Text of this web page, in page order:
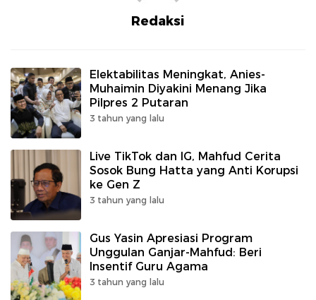
Redaksi
Elektabilitas Meningkat, Anies-
Muhaimin Diyakini Menang Jika
Pilpres 2 Putaran
3 tahun yang lalu
Live TikTok dan IG, Mahfud Cerita
Sosok Bung Hatta yang Anti Korupsi
ke Gen Z
3 tahun yang lalu
Gus Yasin Apresiasi Program
Unggulan Ganjar-Mahfud: Beri
Insentif Guru Agama
3 tahun yang lalu